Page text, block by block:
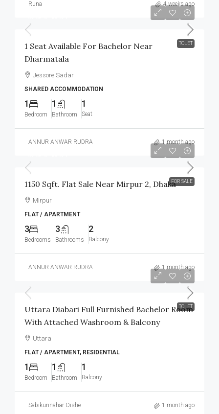
Runa 4 weeks ago
TOLET
1 Seat Available For Bachelor Near
Dharmatala
Jessore Sadar
SHARED ACCOMMODATION
1
Bedroom
1
Bathroom
1
Seat
ANNUR ANWAR RUDRA 1 month ago
FOR SALE
1150 Sqft. Flat Sale Near Mirpur 2, Dhaka
Mirpur
FLAT / APARTMENT
3
Bedrooms
3
Bathrooms
2
Balcony
ANNUR ANWAR RUDRA 1 month ago
TOLET
Uttara Diabari Full Furnished Bachelor Room
With Attached Washroom & Balcony
Uttara
FLAT / APARTMENT, RESIDENTIAL
1
Bedroom
1
Bathroom
1
Balcony
Sabikunnahar Oishe 1 month ago